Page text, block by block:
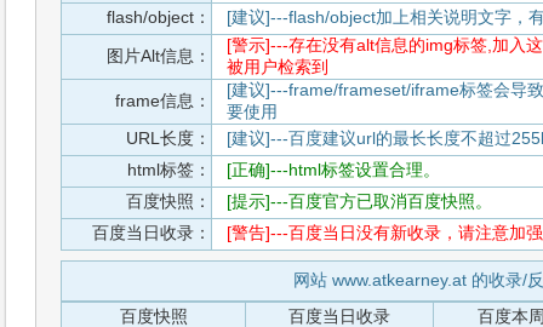
flash/object：
[建议]---flash/object加上相关说明文字，
图片Alt信息：
[警示]---存在没有alt信息的img标签,加入
被用户检索到
frame信息：
[建议]---frame/frameset/iframe标签会导
要使用
URL长度：
[建议]---百度建议url的最长长度不超过
html标签：
[正确]---html标签设置合理。
百度快照：
[提示]---百度官方已取消百度快照。
百度当日收录：
[警告]---百度当日没有新收录，请注意加
网站 www.atkearney.at 的收录/
百度快照
百度当日收录
百度本